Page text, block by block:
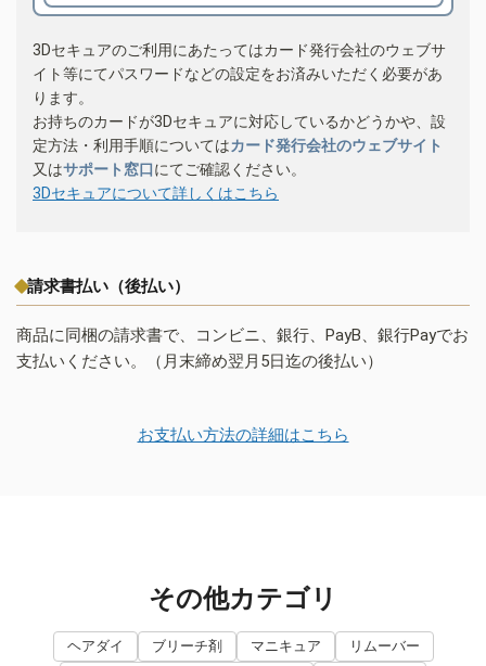
3Dセキュアのご利用にあたってはカード発行会社のウェブサ
イト等にてパスワードなどの設定をお済みいただく必要があ
ります。
お持ちのカードが3Dセキュアに対応しているかどうかや、設
定方法・利用手順についてはカード発行会社のウェブサイト
又はサポート窓口にてご確認ください。
3Dセキュアについて詳しくはこちら
請求書払い（後払い）
商品に同梱の請求書で、コンビニ、銀行、PayB、銀行Payでお
支払いください。（月末締め翌月5日迄の後払い）
お支払い方法の詳細はこちら
その他カテゴリ
ヘアダイ ブリーチ剤 マニキュア
リムーバー